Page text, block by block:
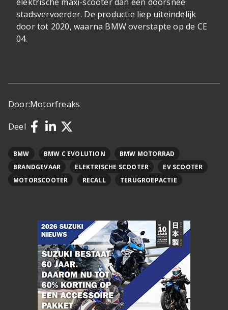
stadsvervoerder. De productie liep uiteindelijk
door tot 2020, waarna BMW overstapte op de CE
04.
Door:Motorfreaks
Deel
BMW BMW C EVOLUTION
BMW MOTORRAD
BRANDGEVAAR
ELEKTRISCHE SCOOTER
EV SCOOTER
MOTORSCOOTER
RECALL TERUGROEPACTIE